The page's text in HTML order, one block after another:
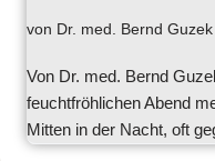
von Dr. med. Bernd Guzek
Von Dr. med. Bernd
feuchtfröhlichen Abend
Mitten in der Nacht, oft